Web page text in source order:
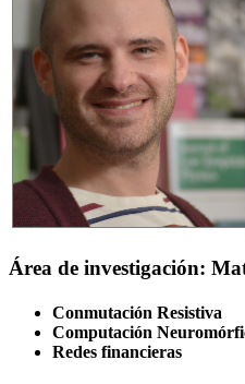
Área de investigación:
Conmutación Resistiva
Computación
Redes financieras